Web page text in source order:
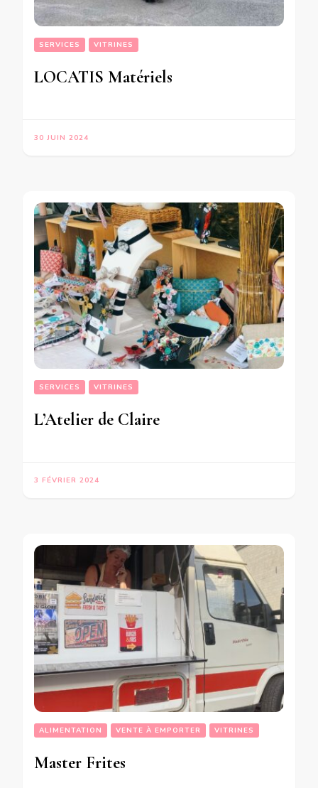
SERVICES VITRINES
LOCATIS Matériels
30 JUIN 2024
SERVICES VITRINES
L’Atelier de Claire
3 FÉVRIER 2024
ALIMENTATION VENTE À EMPORTER VITRINES
Master Frites